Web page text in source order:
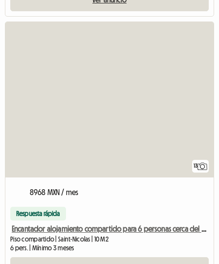
13
8968 MXN / mes
Respuesta rápida
Encantador alojamiento compartido para 6 personas cerca del centro de Lieja
Piso compartido | Saint-Nicolas | 10 M2
6 pers. | Mínimo 3 meses